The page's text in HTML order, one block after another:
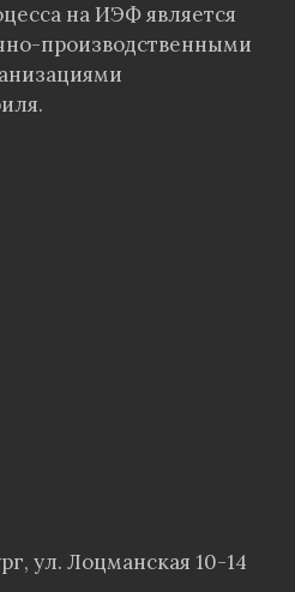
на ИЭФ является
производственными
ул. Лоцманская 10-14